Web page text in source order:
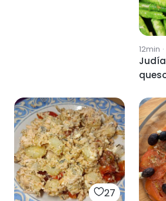
12min ·
27